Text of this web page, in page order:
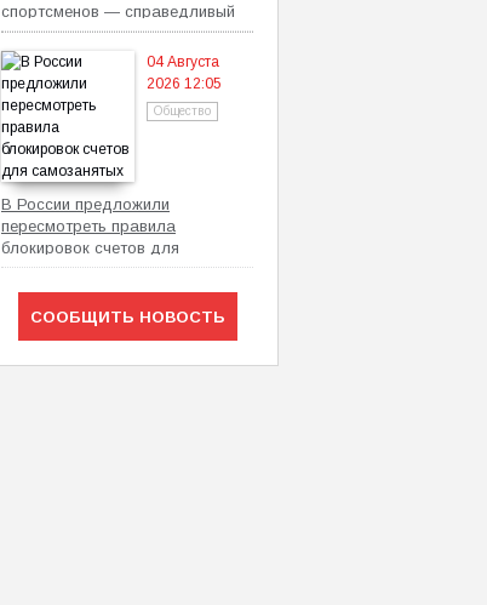
спортсменов — справедливый
механизм
04 Августа
2026 12:05
Общество
В России предложили
пересмотреть правила
блокировок счетов для
самозанятых
СООБЩИТЬ НОВОСТЬ